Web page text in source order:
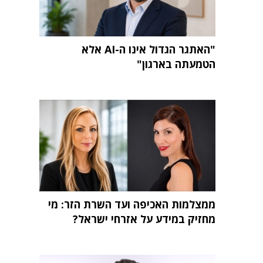
"האתגר הגדול אינו ה-AI אלא
הטמעתה בארגון"
ממצלמות האכיפה ועד השרת הזר: מי
מחזיק במידע על אזרחי ישראל?